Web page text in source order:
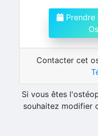
Prendre
Contacter cet
Si vous êtes
souhaitez modifier